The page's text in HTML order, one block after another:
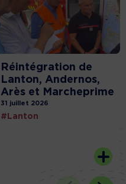
Réintégration de
Lanton, Andernos,
Arès et Marcheprime
31 juillet 2026
#Lanton